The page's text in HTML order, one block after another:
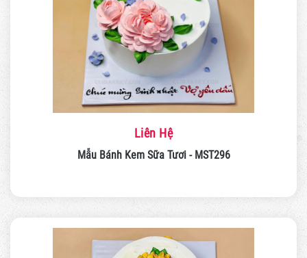
Liên Hệ
Mẫu Bánh Kem Sữa Tươi - MST296